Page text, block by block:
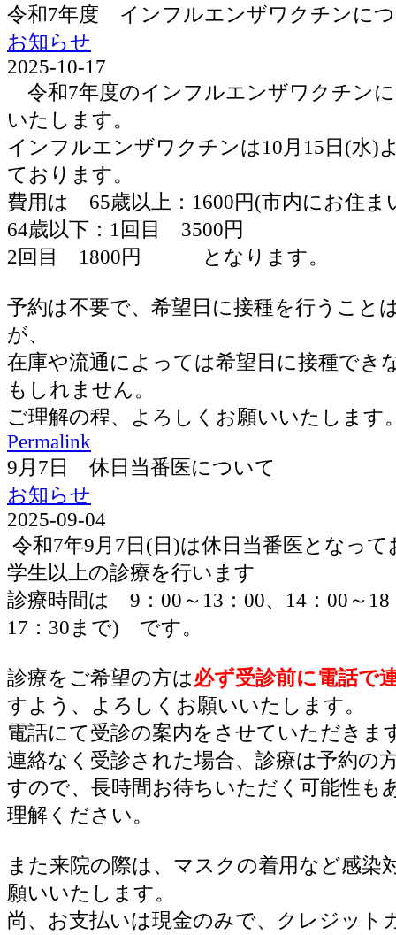
令和7年度 インフルエンザワクチンに
お知らせ
2025-10-17
令和7年度のインフルエンザワクチン
いたします。
インフルエンザワクチンは10月15日(水)
ております。
費用は 65歳以上：1600円(市内にお住ま
64歳以下：1回目 3500円
2回目 1800円 となります。
予約は不要で、希望日に接種を行うこと
が、
在庫や流通によっては希望日に接種でき
もしれません。
ご理解の程、よろしくお願いいたします
Permalink
9月7日 休日当番医について
お知らせ
2025-09-04
令和7年9月7日(日)は休日当番医となっ
学生以上の診療を行います
診療時間は 9：00～13：00、14：00～
17：30まで) です。
診療をご希望の方は必ず受診前に電話で
すよう、よろしくお願いいたします。
電話にて受診の案内をさせていただきま
連絡なく受診された場合、診療は予約の
すので、長時間お待ちいただく可能性も
理解ください。
また来院の際は、マスクの着用など感染
願いいたします。
尚、お支払いは現金のみで、クレジット